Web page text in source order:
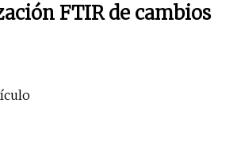
FTIR de cambios